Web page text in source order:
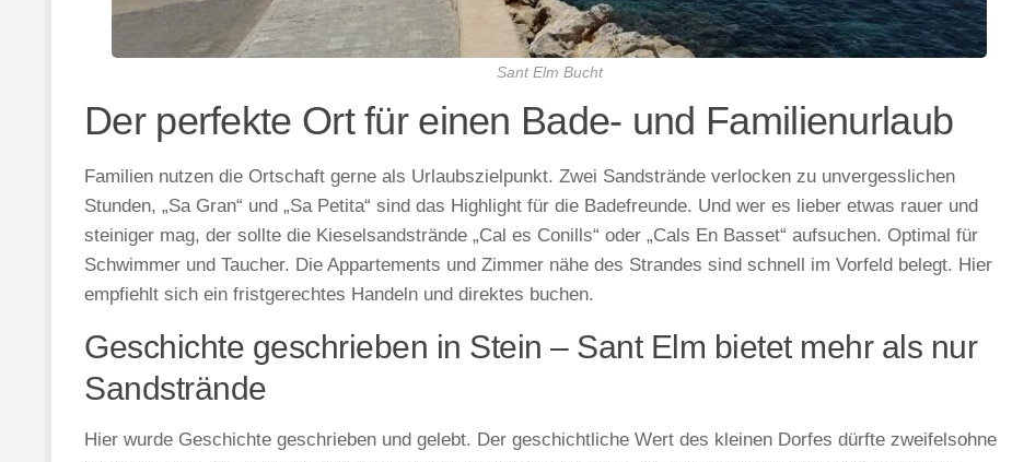
Sant Elm Bucht
Der perfekte Ort für einen Bade- und Familienurlaub
Familien nutzen die Ortschaft gerne als Urlaubszielpunkt. Zwei Sandstrände verlocken zu unvergesslichen
Stunden, „Sa Gran“ und „Sa Petita“ sind das Highlight für die Badefreunde. Und wer es lieber etwas rauer und
steiniger mag, der sollte die Kieselsandstrände „Cal es Conills“ oder „Cals En Basset“ aufsuchen. Optimal für
Schwimmer und Taucher. Die Appartements und Zimmer nähe des Strandes sind schnell im Vorfeld belegt. Hier
empfiehlt sich ein fristgerechtes Handeln und direktes buchen.
Geschichte geschrieben in Stein – Sant Elm bietet mehr als nur
Sandstrände
Hier wurde Geschichte geschrieben und gelebt. Der geschichtliche Wert des kleinen Dorfes dürfte zweifelsohne